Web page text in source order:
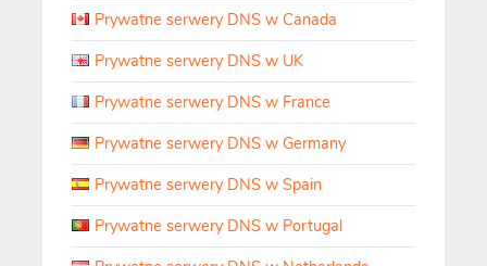
Prywatne serwery DNS w Canada
Prywatne serwery DNS w UK
Prywatne serwery DNS w France
Prywatne serwery DNS w Germany
Prywatne serwery DNS w Spain
Prywatne serwery DNS w Portugal